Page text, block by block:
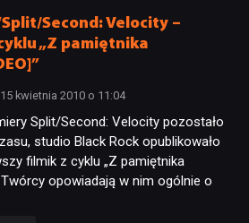
Second: Velocity –
„Z pamiętnika
15 kwietnia 2010 o 11:04
Split/Second: Velocity pozostało
studio Black Rock opublikowało
filmik z cyklu „Z pamiętnika
Twórcy opowiadają w nim ogólnie o